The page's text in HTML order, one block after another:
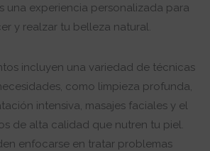
una experiencia personalizada para
y realzar tu belleza natural.
incluyen una variedad de técnicas
como limpieza profunda,
intensiva, masajes faciales y el
de alta calidad que nutren tu piel.
enfocarse en tratar problemas